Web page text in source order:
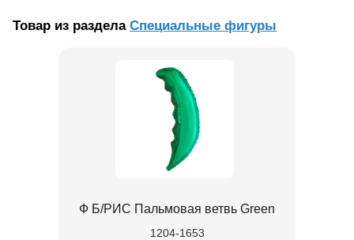
Товар из раздела Специальные фигуры
Ф Б/РИС Пальмовая ветвь Green
1204-1653